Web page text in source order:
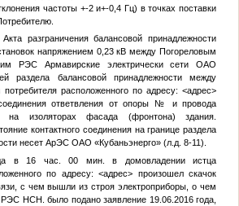
частоты +-2 и+-0,4 Гц) в точках поставки
разграничения балансовой принадлежности
напряжением 0,23 кВ между Погореловым
РЭС Армавирские электрически сети ОАО
раздела балансовой принадлежности между
расположенного по адресу:<адрес>
ответвления от опоры
№
и провода
изоляторах фасада (фронтона) здания.
контактного соединения на границе раздела
несет АрЭС ОАО «Кубаньэнерго» (л.д. 8-11).
в 16 час. 00 мин. в домовладении истца
по адресу:<адрес> произошел скачок
с чем вышли из строя электроприборы, о чем
РЭС НСН . было подано заявление 19.06.2016 года,